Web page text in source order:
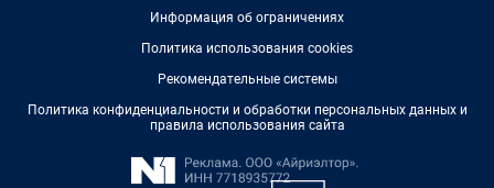
Информация об ограничениях
Политика использования cookies
Рекомендательные системы
Политика конфиденциальности и обработки персональных данных и
правила использования сайта